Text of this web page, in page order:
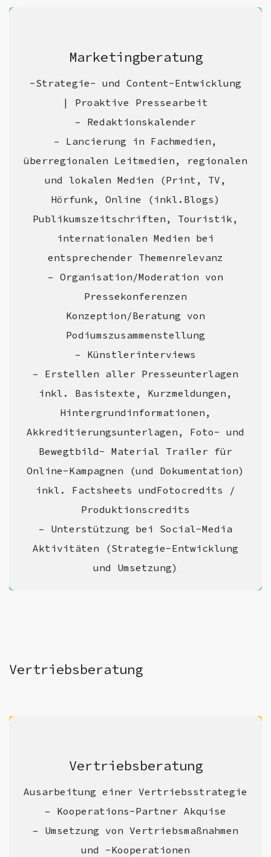
Marketingberatung
-Strategie- und Content-Entwicklung
| Proaktive Pressearbeit
– Redaktionskalender
– Lancierung in Fachmedien,
überregionalen Leitmedien, regionalen
und lokalen Medien (Print, TV,
Hörfunk, Online (inkl.Blogs)
Publikumszeitschriften, Touristik,
internationalen Medien bei
entsprechender Themenrelevanz
– Organisation/Moderation von
Pressekonferenzen
Konzeption/Beratung von
Podiumszusammenstellung
– Künstlerinterviews
– Erstellen aller Presseunterlagen
inkl. Basistexte, Kurzmeldungen,
Hintergrundinformationen,
Akkreditierungsunterlagen, Foto- und
Bewegtbild- Material Trailer für
Online-Kampagnen (und Dokumentation)
inkl. Factsheets undFotocredits /
Produktionscredits
– Unterstützung bei Social-Media
Aktivitäten (Strategie-Entwicklung
und Umsetzung)
Vertriebsberatung
Vertriebsberatung
Ausarbeitung einer Vertriebsstrategie
– Kooperations-Partner Akquise
– Umsetzung von Vertriebsmaßnahmen
und -Kooperationen